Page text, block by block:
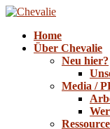
Home
Über Chevalie
Neu hier?
Media /